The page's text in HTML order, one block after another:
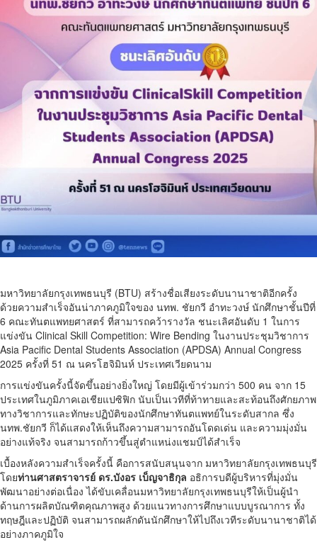
มหาวิทยาลัยกรุงเทพธนบุรี (BTU) สร้างชื่อเสียงระดับนานาชาติอีกครั้ง
ด้วยความสำเร็จอันน่าภาคภูมิใจของ นทพ. ชัยกวี อำทะวงษ์ นักศึกษาชั้นปีที่
6 คณะทันตแพทยศาสตร์ ที่สามารถคว้ารางวัล ชนะเลิศอันดับ 1 ในการ
แข่งขัน Clinical Skill Competition: Wire Bending ในงานประชุมวิชาการ
Asia Pacific Dental Students Association (APDSA) Annual Congress
2025 ครั้งที่ 51 ณ นครโฮจิมินห์ ประเทศเวียดนาม
การแข่งขันครั้งนี้จัดขึ้นอย่างยิ่งใหญ่ โดยมีผู้เข้าร่วมกว่า 500 คน จาก 15
ประเทศในภูมิภาคเอเชียแปซิฟิก นับเป็นเวทีที่ท้าทายและสะท้อนถึงศักยภาพ
ทางวิชาการและทักษะปฏิบัติของนักศึกษาทันตแพทย์ในระดับสากล ซึ่ง
นทพ.ชัยกวี ก็ได้แสดงให้เห็นถึงความสามารถอันโดดเด่น และความมุ่งมั่น
อย่างแท้จริง จนสามารถก้าวขึ้นสู่ตำแหน่งแชมป์ได้สำเร็จ
เบื้องหลังความสำเร็จครั้งนี้ คือการสนับสนุนจาก มหาวิทยาลัยกรุงเทพธนบุรี
โดยท่านศาสตราจารย์ ดร.บังอร เบ็ญจาธิกุล อธิการบดีผู้บริหารที่มุ่งมั่น
พัฒนาอย่างต่อเนื่อง ได้ขับเคลื่อนมหาวิทยาลัยกรุงเทพธนบุรีให้เป็นผู้นำ
ด้านการผลิตบัณฑิตคุณภาพสูง ด้วยแนวทางการศึกษาแบบบูรณาการ ทั้ง
ทฤษฎีและปฏิบัติ จนสามารถผลักดันนักศึกษาให้ไปถึงเวทีระดับนานาชาติได้
อย่างภาคภูมิใจ